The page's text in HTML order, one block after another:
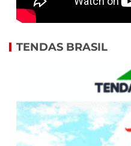
TENDAS BRASIL